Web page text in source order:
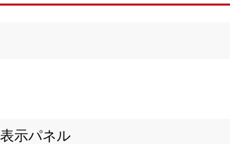
示パネル